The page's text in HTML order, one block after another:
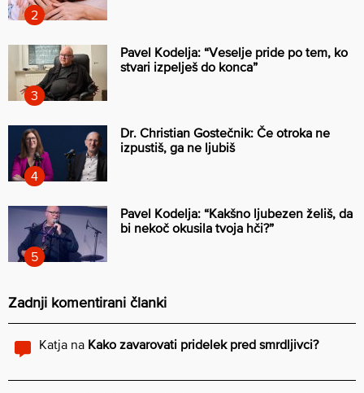
Pavel Kodelja: “Veselje pride po tem, ko
stvari izpelješ do konca”
Dr. Christian Gostečnik: Če otroka ne
izpustiš, ga ne ljubiš
Pavel Kodelja: “Kakšno ljubezen želiš, da
bi nekoč okusila tvoja hči?”
Zadnji komentirani članki
Katja na Kako zavarovati pridelek pred smrdljivci?